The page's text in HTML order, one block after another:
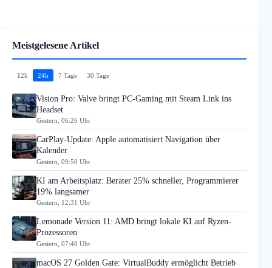
Meistgelesene Artikel
12h 24h 7 Tage 30 Tage
Vision Pro: Valve bringt PC-Gaming mit Steam Link ins
Headset
Gestern, 06:26 Uhr
CarPlay-Update: Apple automatisiert Navigation über
Kalender
Gestern, 09:50 Uhr
KI am Arbeitsplatz: Berater 25% schneller, Programmierer
19% langsamer
Gestern, 12:31 Uhr
Lemonade Version 11: AMD bringt lokale KI auf Ryzen-
Prozessoren
Gestern, 07:40 Uhr
macOS 27 Golden Gate: VirtualBuddy ermöglicht Betrieb